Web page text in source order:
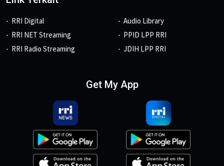
RRI Digital
RRI NET Streaming
RRI Radio Streaming
Audio Library
PPID LPP RRI
JDIH LPP RRI
Get My App